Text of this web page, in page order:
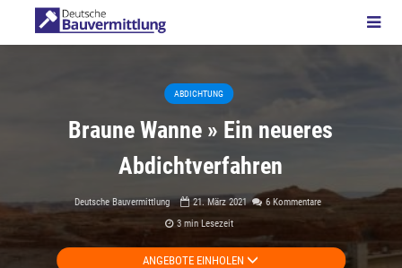
ABDICHTUNG
Braune Wanne » Ein neueres
Abdichtverfahren
Deutsche Bauvermittlung 21. März 2021
6 Kommentare
3 min Lesezeit
ANGEBOTE EINHOLEN